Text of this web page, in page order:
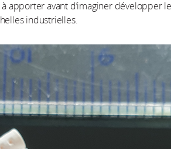
apporter avant d’imaginer développer le
industrielles.